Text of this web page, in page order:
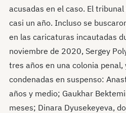
acusadas en el caso. El
casi un año. Incluso se
en las caricaturas incautadas
noviembre de 2020, Sergey
tres años en una colonia
condenadas en suspenso:
años y medio; Gaukhar
meses; Dinara Dyusekeyeva,